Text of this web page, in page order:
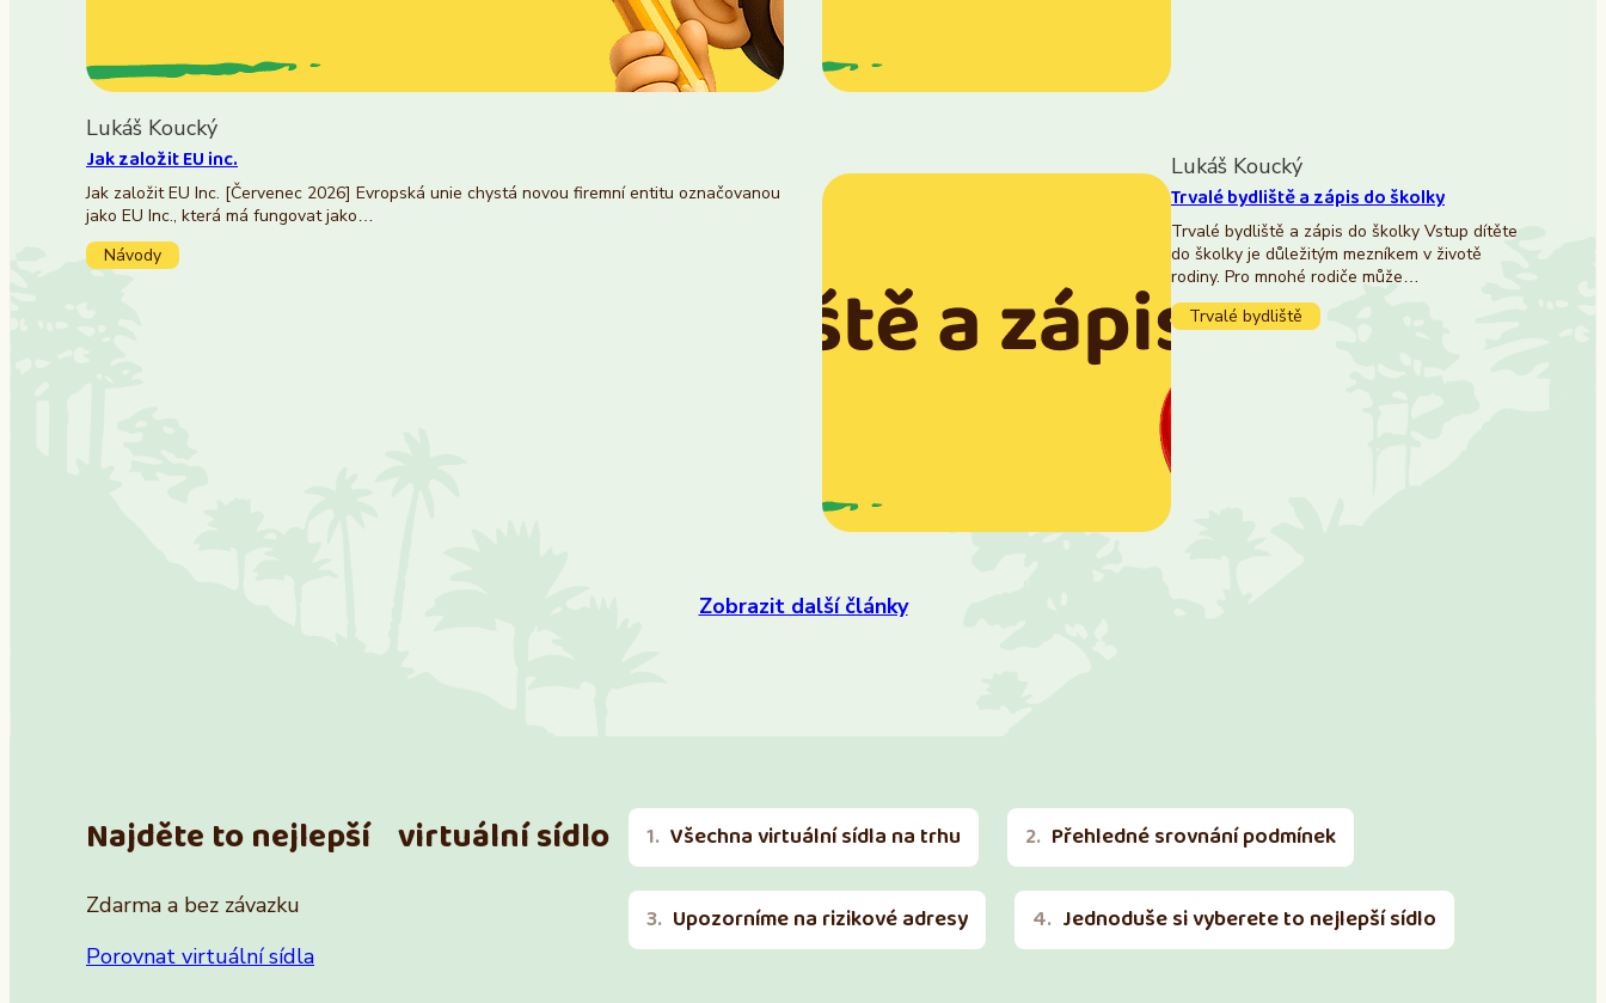
Lukáš Koucký
Jak založit EU inc.
Jak založit EU Inc. [Červenec 2026] Evropská unie chystá novou firemní entitu označovanou
jako EU Inc., která má fungovat jako…
Návody
Lukáš Koucký
Trvalé bydliště a zápis do školky
Trvalé bydliště a zápis do školky Vstup dítěte
do školky je důležitým mezníkem v životě
rodiny. Pro mnohé rodiče může…
Trvalé bydliště
Zobrazit další články
Najděte to nejlepší virtuální sídlo
Zdarma a bez závazku
Porovnat virtuální sídla
Všechna virtuální sídla na trhu Přehledné srovnání podmínek
Upozorníme na rizikové adresy Jednoduše si vyberete to nejlepší sídlo